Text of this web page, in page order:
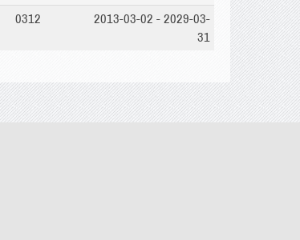
0312
2013-03-02 - 2029-03-
31